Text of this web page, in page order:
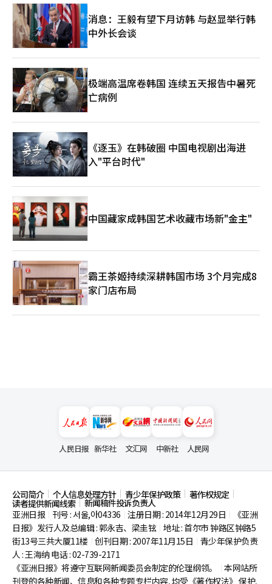
消息：王毅有望下月访韩 与赵显举行韩
中外长会谈
极端高温席卷韩国 连续五天报告中暑死
亡病例
《逐玉》在韩破圈 中国电视剧出海进
入"平台时代"
中国藏家成韩国艺术收藏市场新"金主"
霸王茶姬持续深耕韩国市场 3个月完成8
家门店布局
人民日报 新华社 文汇网 中新社 人民网
公司简介 个人信息处理方针 青少年保护政策 著作权规定
读者提供新闻线索
新闻稿件投诉负责人
亚洲日报
刊号 : 서울,아04336 注册日期 : 2014年12月29日
《亚洲
日报》发行人及总编辑 : 郭永吉、梁圭铉 地址 : 首尔市钟路区钟路5
街13号三共大厦11楼 创刊日期 : 2007年11月15日
青少年保护负责
人 : 王海纳 电话 : 02-739-2171
《亚洲日报》将遵守互联网新闻委员会制定的伦理纲领。
本网站所
刊登的各种新闻、信息和各种专题专栏内容, 均受《著作权法》 保护,